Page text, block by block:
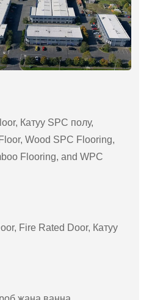
Катуу SPC полу,
Wood SPC Flooring,
Flooring, and WPC
Fire Rated Door, Катуу